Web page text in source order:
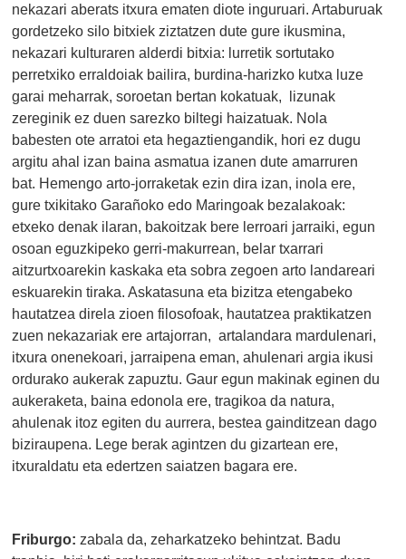
nekazari aberats itxura ematen diote inguruari. Artaburuak
gordetzeko silo bitxiek ziztatzen dute gure ikusmina,
nekazari kulturaren alderdi bitxia: lurretik sortutako
perretxiko erraldoiak bailira, burdina-harizko kutxa luze
garai meharrak, soroetan bertan kokatuak, lizunak
zereginik ez duen sarezko biltegi haizatuak. Nola
babesten ote arratoi eta hegaztiengandik, hori ez dugu
argitu ahal izan baina asmatua izanen dute amarruren
bat. Hemengo arto-jorraketak ezin dira izan, inola ere,
gure txikitako Garañoko edo Maringoak bezalakoak:
etxeko denak ilaran, bakoitzak bere lerroari jarraiki, egun
osoan eguzkipeko gerri-makurrean, belar txarrari
aitzurtxoarekin kaskaka eta sobra zegoen arto landareari
eskuarekin tiraka. Askatasuna eta bizitza etengabeko
hautatzea direla zioen filosofoak, hautatzea praktikatzen
zuen nekazariak ere artajorran, artalandara mardulenari,
itxura onenekoari, jarraipena eman, ahulenari argia ikusi
ordurako aukerak zapuztu. Gaur egun makinak eginen du
aukeraketa, baina edonola ere, tragikoa da natura,
ahulenak itoz egiten du aurrera, bestea gainditzean dago
biziraupena. Lege berak agintzen du gizartean ere,
itxuraldatu eta edertzen saiatzen bagara ere.
Friburgo: zabala da, zeharkatzeko behintzat. Badu